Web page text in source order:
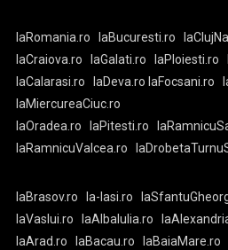
laRomania.ro laBucuresti.ro
laCraiova.ro
laGalati.ro laPloiesti.ro
laCalarasi.ro
laDeva.ro laFocsani.ro
laMiercureaCiuc.ro
laOradea.ro
laPitesti.ro
laRamnicuValcea.ro
laBrasov.ro la-Iasi.ro
laVaslui.ro
laAlbaIulia.ro
laArad.ro
laBacau.ro laBaiaMare.ro